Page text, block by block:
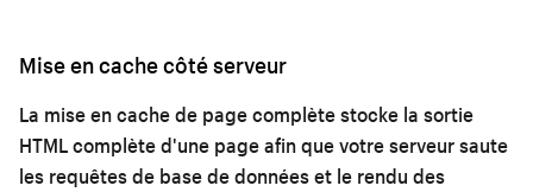
Mise en cache côté serveur
La mise en cache de page complète stocke la sortie
HTML complète d'une page afin que votre serveur saute
les requêtes de base de données et le rendu des